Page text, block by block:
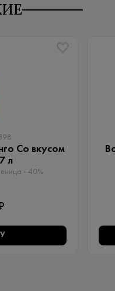
Со вкусом
л
- 40%